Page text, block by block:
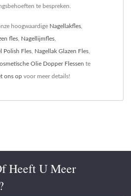
te bespreken.
hoogwaardige Nagellakfles
fles Nagellijmfles
Polish Fles Nagellak Glazen Fles
Olie Dopper Flessen te
ons op voor meer details!
Heeft U Meer